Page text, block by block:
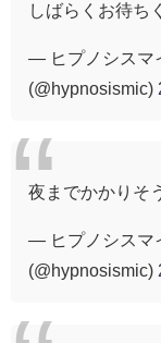
しばらくお待ち
— ヒプノシスマ
(@hypnosismic)
夜までかかりそ
— ヒプノシスマ
(@hypnosismic)